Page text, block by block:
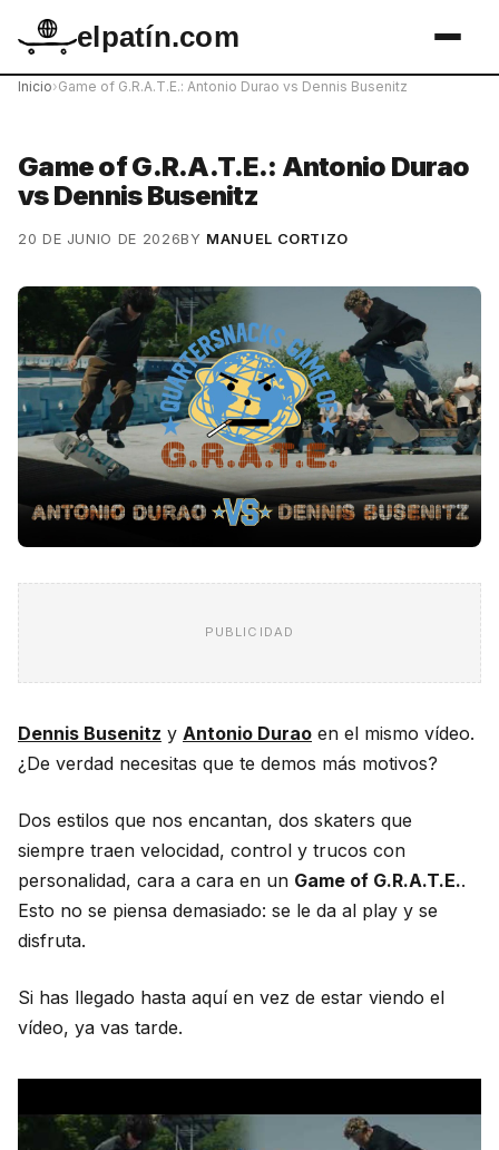
elpatín.com
Inicio›Game of G.R.A.T.E.: Antonio Durao vs Dennis Busenitz
Game of G.R.A.T.E.: Antonio Durao
vs Dennis Busenitz
20 DE JUNIO DE 2026BY MANUEL CORTIZO
PUBLICIDAD
Dennis Busenitz y Antonio Durao en el mismo vídeo.
¿De verdad necesitas que te demos más motivos?
Dos estilos que nos encantan, dos skaters que
siempre traen velocidad, control y trucos con
personalidad, cara a cara en un Game of G.R.A.T.E..
Esto no se piensa demasiado: se le da al play y se
disfruta.
Si has llegado hasta aquí en vez de estar viendo el
vídeo, ya vas tarde.